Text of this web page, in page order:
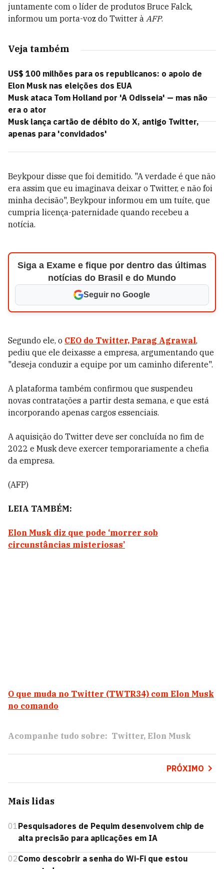
juntamente com o líder de produtos Bruce Falck,
informou um porta-voz do Twitter à AFP.
Veja também
US$ 100 milhões para os republicanos: o apoio de
Elon Musk nas eleições dos EUA
Musk ataca Tom Holland por 'A Odisseia' — mas não
era o ator
Musk lança cartão de débito do X, antigo Twitter,
apenas para 'convidados'
Beykpour disse que foi demitido. "A verdade é que não
era assim que eu imaginava deixar o Twitter, e não foi
minha decisão", Beykpour informou em um tuíte, que
cumpria licença-paternidade quando recebeu a
notícia.
Siga a Exame e fique por dentro das últimas
notícias do Brasil e do Mundo
Seguir no Google
Segundo ele, o CEO do Twitter, Parag Agrawal,
pediu que ele deixasse a empresa, argumentando que
"deseja conduzir a equipe por um caminho diferente".
A plataforma também confirmou que suspendeu
novas contratações a partir desta semana, e que está
incorporando apenas cargos essenciais.
A aquisição do Twitter deve ser concluída no fim de
2022 e Musk deve exercer temporariamente a chefia
da empresa.
(AFP)
LEIA TAMBÉM:
Elon Musk diz que pode ‘morrer sob
circunstâncias misteriosas’
O que muda no Twitter (TWTR34) com Elon Musk
no comando
Acompanhe tudo sobre: Twitter Elon Musk
PRÓXIMO
Mais lidas
01Pesquisadores de Pequim desenvolvem chip de
alta precisão para aplicações em IA
02Como descobrir a senha do Wi-Fi que estou